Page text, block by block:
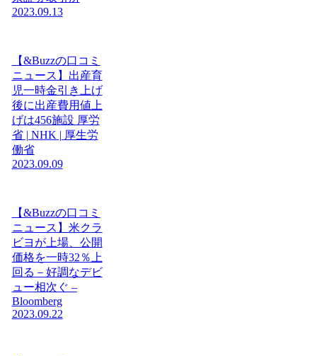
2023.09.13
【&Buzzの口コミ
ニュース】出産育
児一時金引き上げ
後に出産費用値上
げは456施設 厚労
省 | NHK | 厚生労
働省
2023.09.09
【&Buzzの口コミ
ニュース】米クラ
ビヨが上場、公開
価格を一時32％上
回る－好調なデビ
ュー相次ぐ –
Bloomberg
2023.09.22